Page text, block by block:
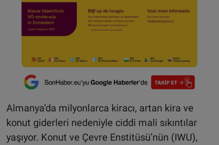
Almanya’da milyonlarca kiracı, artan kira ve
konut giderleri nedeniyle ciddi mali sıkıntılar
yaşıyor. Konut ve Çevre Enstitüsü’nün (IWU),